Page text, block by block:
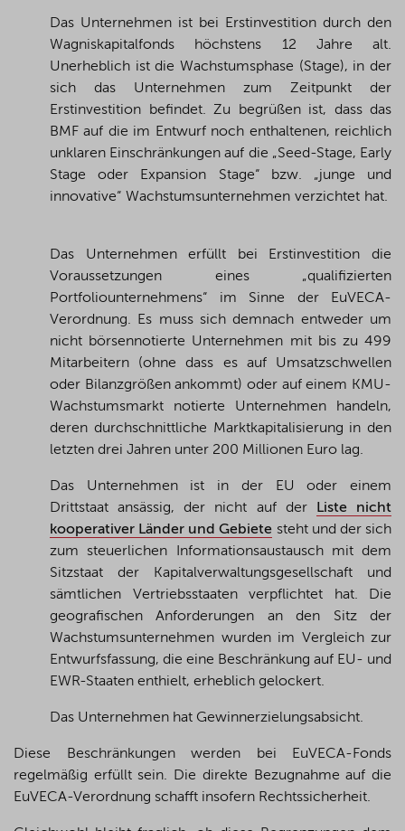
Das Unternehmen ist bei Erstinvestition durch den
Wagniskapitalfonds höchstens 12 Jahre alt.
Unerheblich ist die Wachstumsphase (Stage), in der
sich das Unternehmen zum Zeitpunkt der
Erstinvestition befindet. Zu begrüßen ist, dass das
BMF auf die im Entwurf noch enthaltenen, reichlich
unklaren Einschränkungen auf die „Seed-Stage, Early
Stage oder Expansion Stage“ bzw. „junge und
innovative“ Wachstumsunternehmen verzichtet hat.
Das Unternehmen erfüllt bei Erstinvestition die
Voraussetzungen eines „qualifizierten
Portfoliounternehmens“ im Sinne der EuVECA-
Verordnung. Es muss sich demnach entweder um
nicht börsennotierte Unternehmen mit bis zu 499
Mitarbeitern (ohne dass es auf Umsatzschwellen
oder Bilanzgrößen ankommt) oder auf einem KMU-
Wachstumsmarkt notierte Unternehmen handeln,
deren durchschnittliche Marktkapitalisierung in den
letzten drei Jahren unter 200 Millionen Euro lag.
Das Unternehmen ist in der EU oder einem
Drittstaat ansässig, der nicht auf der
Liste nicht
kooperativer Länder und Gebiete steht und der sich
zum steuerlichen Informationsaustausch mit dem
Sitzstaat der Kapitalverwaltungsgesellschaft und
sämtlichen Vertriebsstaaten verpflichtet hat. Die
geografischen Anforderungen an den Sitz der
Wachstumsunternehmen wurden im Vergleich zur
Entwurfsfassung, die eine Beschränkung auf EU- und
EWR-Staaten enthielt, erheblich gelockert.
Das Unternehmen hat Gewinnerzielungsabsicht.
Diese Beschränkungen werden bei EuVECA-Fonds
regelmäßig erfüllt sein. Die direkte Bezugnahme auf die
EuVECA-Verordnung schafft insofern Rechtssicherheit.